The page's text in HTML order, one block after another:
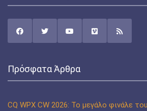
Πρόσφατα Άρθρα
CQ WPX CW 2026: Το μεγάλο φινάλε